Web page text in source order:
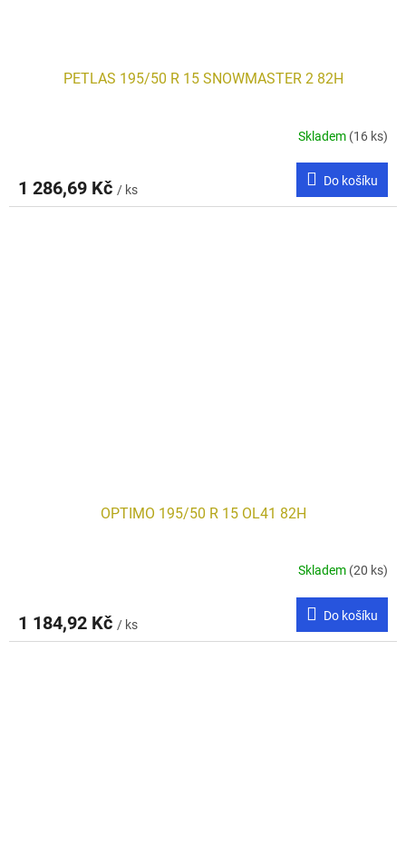
PETLAS 195/50 R 15 SNOWMASTER 2 82H
Skladem (16 ks)
1 286,69 Kč / ks
Do košíku
OPTIMO 195/50 R 15 OL41 82H
Skladem (20 ks)
1 184,92 Kč / ks
Do košíku